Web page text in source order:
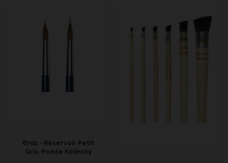
6701 - Réservoir Petit
Gris. Pointe Kolinsky